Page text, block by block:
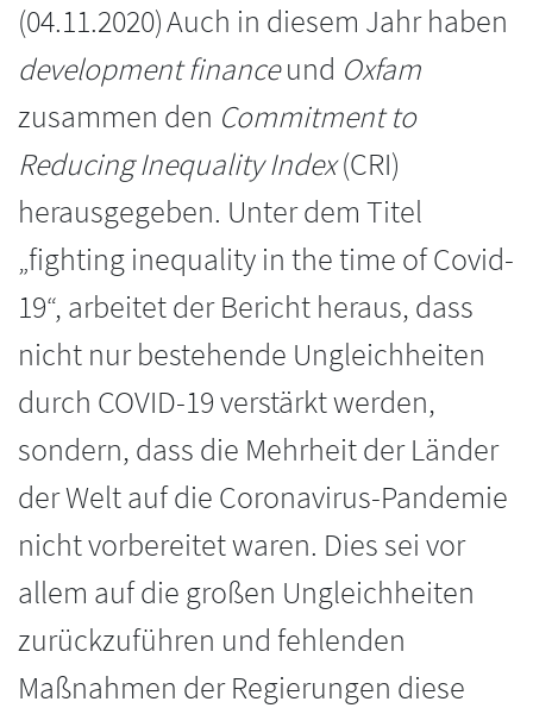
(04.11.2020)Auch in diesem Jahr haben
development financeund Oxfam
zusammen den Commitment to
Reducing Inequality Index(CRI)
herausgegeben. Unter dem Titel
„fighting inequality in the time of Covid-
19“, arbeitet der Bericht heraus, dass
nicht nur bestehende Ungleichheiten
durch COVID-19 verstärkt werden,
sondern, dass die Mehrheit der Länder
der Welt auf die Coronavirus-Pandemie
nicht vorbereitet waren. Dies sei vor
allem auf die großen Ungleichheiten
zurückzuführen und fehlenden
Maßnahmen der Regierungen diese